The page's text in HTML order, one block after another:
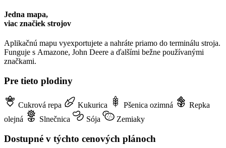
Jedna mapa,
viac značiek strojov
Aplikačnú mapu vyexportujete a nahráte priamo do terminálu stroja.
Funguje s Amazone, John Deere a ďalšími bežne používanými
značkami.
Pre tieto plodiny
Cukrová repa Kukurica Pšenica ozimná
Repka
olejná
Slnečnica Sója Zemiaky
Dostupné v týchto cenových plánoch